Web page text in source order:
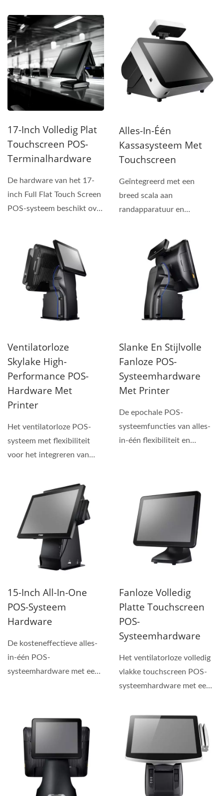
ingebouwd...
wellnessindustrie,...
17-Inch Volledig Plat
Touchscreen POS-
Terminalhardware
De hardware van het 17-
inch Full Flat Touch Screen
POS-systeem beschikt over
Alles-In-Één
Kassasysteem Met
Touchscreen
Geïntegreerd met een
breed scala aan
randapparatuur en
morsbestendig...
Ventilatorloze
Skylake High-
Performance POS-
Hardware Met
Printer
Het ventilatorloze POS-
systeem met flexibiliteit
voor het integreren van
Slanke En Stijlvolle
Fanloze POS-
Systeemhardware
Met Printer
De epochale POS-
systeemfuncties van alles-
in-één flexibiliteit en
15-Inch All-In-One
POS-Systeem
Hardware
De kosteneffectieve alles-
in-één POS-
systeemhardware met een
Fanloze Volledig
Platte Touchscreen
POS-
Systeemhardware
Het ventilatorloze volledig
vlakke touchscreen POS-
systeemhardware met een